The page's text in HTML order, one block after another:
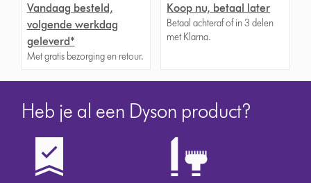
Vandaag besteld,
volgende werkdag
geleverd*
Met gratis bezorging en retour.
Koop nu, betaal later
Betaal achteraf of in 3 delen
met Klarna.
Heb je al een Dyson product?